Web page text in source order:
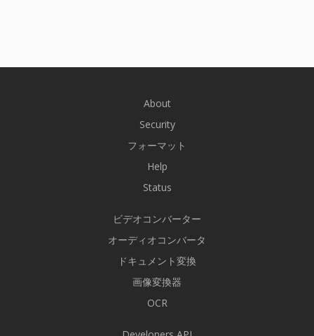
About
Security
フォーマット
Help
Status
ビデオコンバーター
オーディオコンバータ
ドキュメント変換
画像変換器
OCR